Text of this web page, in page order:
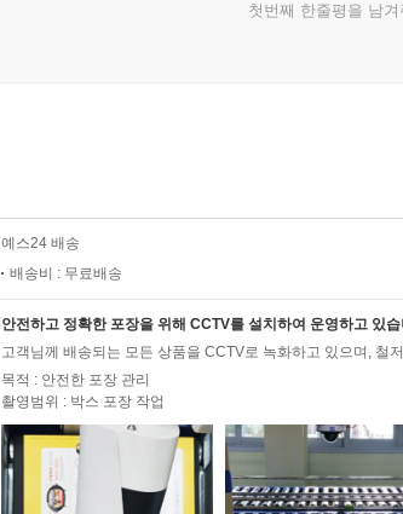
첫번째 한줄평을 남겨
예스24 배송
배송비 : 무료배송
안전하고 정확한 포장을 위해 CCTV를 설치하여 운영하고 있
고객님께 배송되는 모든 상품을 CCTV로 녹화하고 있으며, 철
목적 : 안전한 포장 관리
촬영범위 : 박스 포장 작업